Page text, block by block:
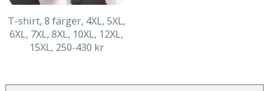
T-shirt, 8 färger, 4XL, 5XL,
6XL, 7XL, 8XL, 10XL, 12XL,
15XL, 250-430 kr